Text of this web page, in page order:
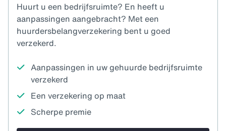
Huurt u een bedrijfsruimte? En heeft u
aanpassingen aangebracht? Met een
huurdersbelangverzekering bent u goed
verzekerd.
Aanpassingen in uw gehuurde bedrijfsruimte
verzekerd
Een verzekering op maat
Scherpe premie